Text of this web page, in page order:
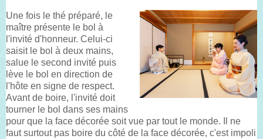
Une fois le thé préparé, le
maître présente le bol à
l'invité d'honneur. Celui-ci
saisit le bol à deux mains,
salue le second invité puis
lève le bol en direction de
l'hôte en signe de respect.
Avant de boire, l'invité doit
tourner le bol dans ses mains
pour que la face décorée soit vue par tout le monde. Il ne
faut surtout pas boire du côté de la face décorée, c'est impoli